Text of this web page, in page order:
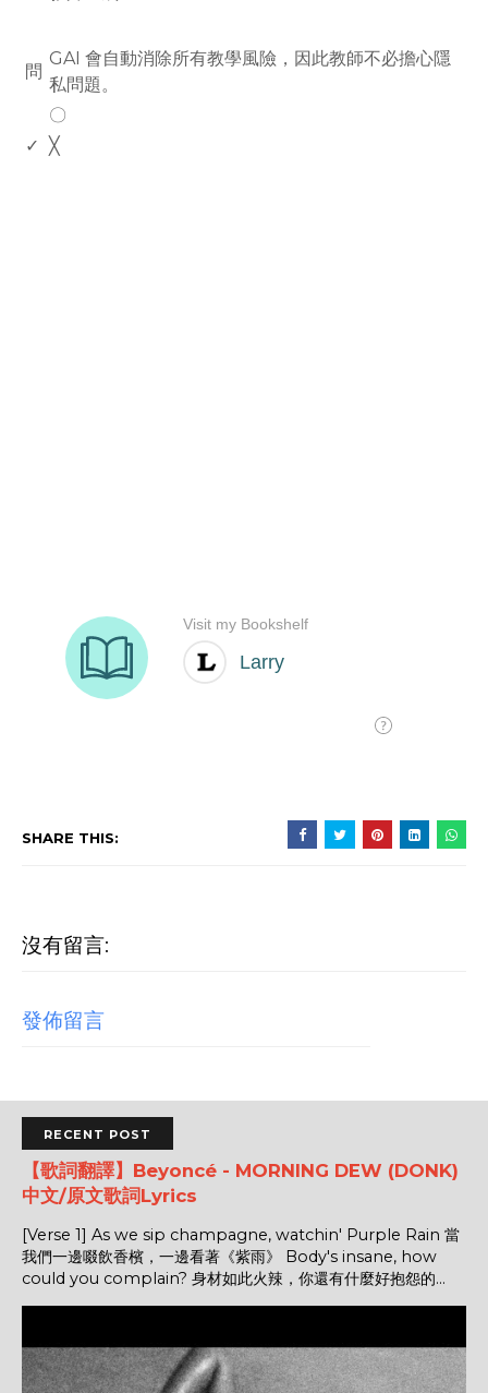
問
GAI 會自動消除所有教學風險，因此教師不必擔心隱
私問題。
〇
✓ ╳
SHARE THIS:
沒有留言:
發佈留言
RECENT POST
【歌詞翻譯】Beyoncé - MORNING DEW (DONK)
中文/原文歌詞Lyrics
[Verse 1] As we sip champagne, watchin' Purple Rain 當
我們一邊啜飲香檳，一邊看著《紫雨》 Body's insane, how
could you complain? 身材如此火辣，你還有什麼好抱怨的...